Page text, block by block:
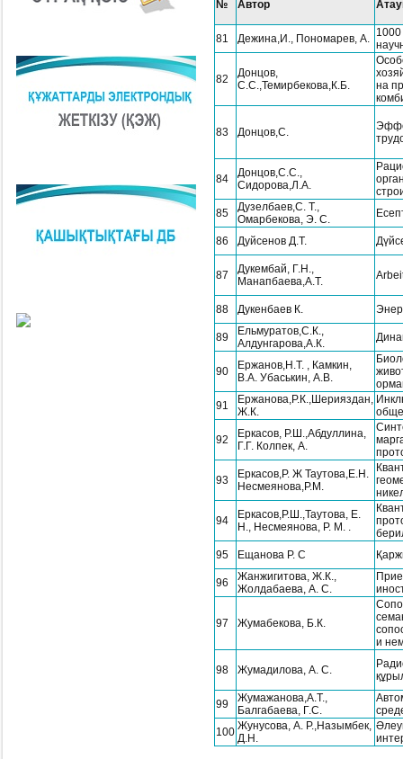
№ Автор
81 Дежина,И., Пономарев, А.
82
Донцов,
С.С.,Темирбекова,К.Б.
на
83 Донцов,С.
84
Донцов,С.С.,
Сидорова,Л.А.
85
Дузелбаев,С. Т.,
Омарбекова, Э. С.
86 Дуйсенов Д.Т.
87
Дукембай, Г.Н.,
Манапбаева,А.Т.
88 Дукенбаев К.
89
Ельмуратов,С.К.,
Алдунгарова,А.К.
90
Ержанов,Н.Т. , Камкин,
В.А. Убаськин, А.В.
91
Ержанова,Р.К.,Шерияздан,
Ж.К.
92
Еркасов, Р.Ш.,Абдуллина,
Г.Г. Колпек, А.
93
Еркасов,Р. Ж Таутова,Е.Н.
Несмеянова,P.M.
94
Еркасов,Р.Ш.,Таутова, Е.
Н., Несмеянова, Р. М. .
95
Ещанова Р. С
96
Жанжигитова, Ж.К.,
Жолдабаева, А. С.
97 Жумабекова, Б.К.
и
98 Жумадилова, А. С.
99
Жумажанова,А.Т.,
Балгабаева, Г.С.
100 Жунусова, A. P.,Назымбек,
Д.Н.